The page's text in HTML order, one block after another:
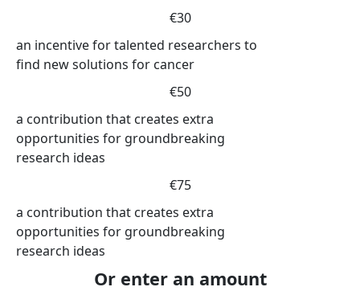
€30
an incentive for talented researchers to
find new solutions for cancer
€50
a contribution that creates extra
opportunities for groundbreaking
research ideas
€75
a contribution that creates extra
opportunities for groundbreaking
research ideas
Or enter an amount